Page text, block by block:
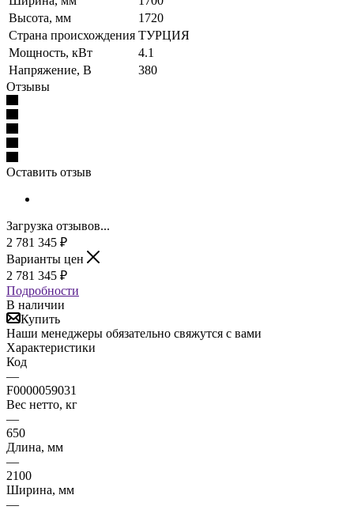
Высота, мм
1720
Страна происхождения ТУРЦИЯ
Мощность, кВт
4.1
Напряжение, В
380
Отзывы
Оставить отзыв
Загрузка отзывов...
2 781 345 ₽
Варианты цен
2 781 345 ₽
Подробности
В наличии
Купить
Наши менеджеры обязательно свяжутся с вами
Характеристики
Код
—
F0000059031
Вес нетто, кг
—
650
Длина, мм
—
2100
Ширина, мм
—